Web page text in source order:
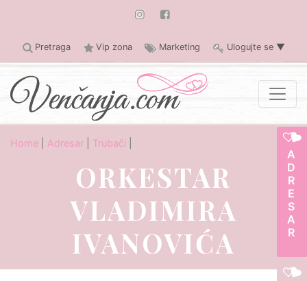
Pretraga Vip zona Marketing Ulogujte se ▼
ADRESAR
Home Adresar Trubači
ORKESTAR
VLADIMIRA
IVANOVIĆA